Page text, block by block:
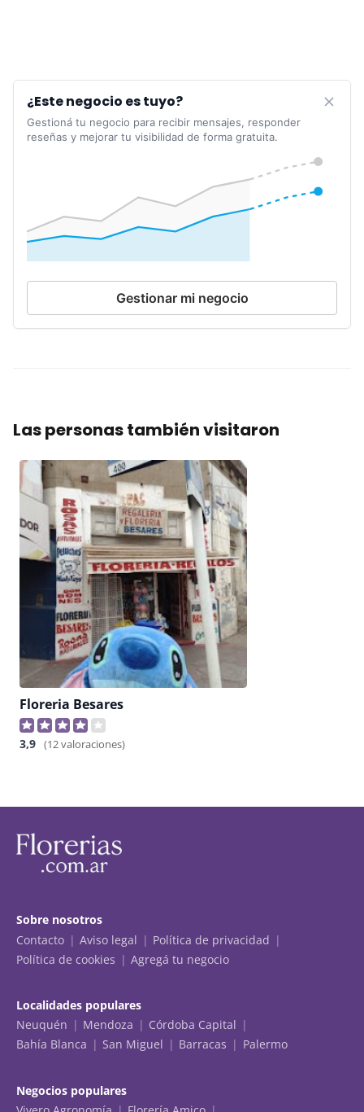
¿Este negocio es tuyo?
Gestioná tu negocio para recibir mensajes, responder
reseñas y mejorar tu visibilidad de forma gratuita.
Gestionar mi negocio
Las personas también visitaron
Floreria Besares
3,9 (12 valoraciones)
Sobre nosotros
Contacto
Aviso legal
Política de privacidad
Política de cookies
Agregá tu negocio
Localidades populares
Neuquén
Mendoza
Córdoba Capital
Bahía Blanca
San Miguel Barracas Palermo
Negocios populares